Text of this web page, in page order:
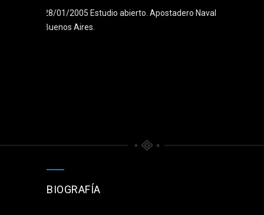
28/01/2005 Estudio abierto. Apostadero Naval.
Buenos Aires.
BIOGRAFÍA